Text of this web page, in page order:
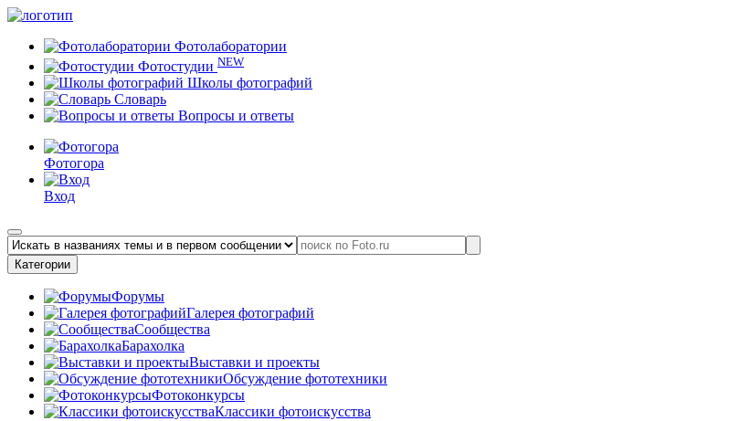
Фотолаборатории
Фотостудии NEW
Школы фотографий
Словарь
Вопросы и ответы
Фотогора
Вход
Категории
Форумы
Галерея фотографий
Сообщества
Барахолка
Выставки и проекты
Обсуждение фототехники
Фотоконкурсы
Классики фотоискусства